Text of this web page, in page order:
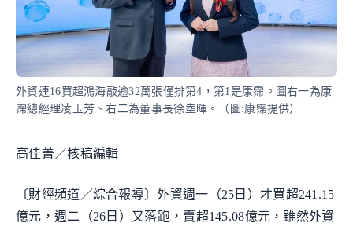
外資連16買超鴻海敲逾32萬張僅排第4，第1是康霈。圖右一為康
霈總經理凌玉芳、右二為董事長徐坴暉。（圖:康霈提供）
高佳菁／核稿編輯
〔財經頻道／綜合報導〕外資週一（25日）才買超241.15
億元，週二（26日）又落跑，賣超145.08億元，雖然外資